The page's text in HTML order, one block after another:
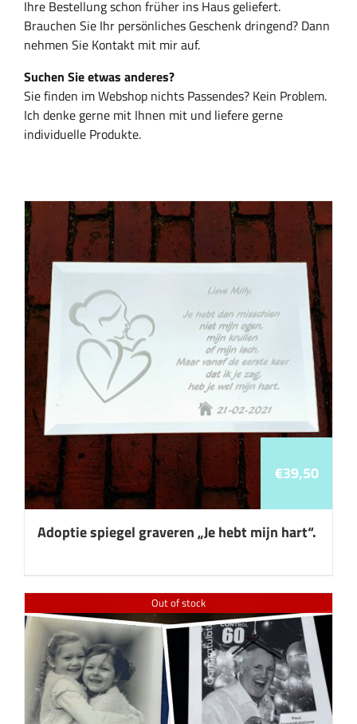
Ihre Bestellung schon früher ins Haus geliefert.
Brauchen Sie Ihr persönliches Geschenk dringend? Dann
nehmen Sie Kontakt mit mir auf.
Suchen Sie etwas anderes?
Sie finden im Webshop nichts Passendes? Kein Problem.
Ich denke gerne mit Ihnen mit und liefere gerne
individuelle Produkte.
Adoptie spiegel graveren „Je hebt mijn hart“.
€39,50
Out of stock